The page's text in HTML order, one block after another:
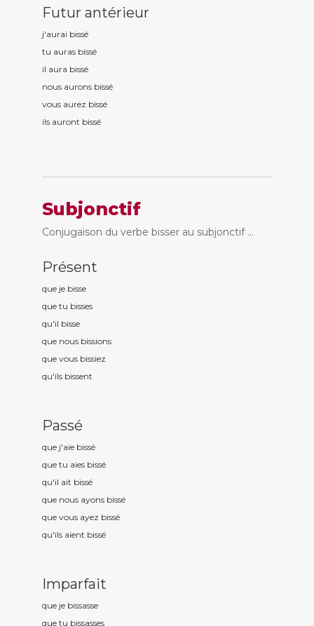
Futur antérieur
j'aurai bissé
tu auras bissé
il aura bissé
nous aurons bissé
vous aurez bissé
ils auront bissé
Subjonctif
Conjugaison du verbe bisser au subjonctif ...
Présent
que je bisse
que tu bisses
qu'il bisse
que nous bissions
que vous bissiez
qu'ils bissent
Passé
que j'aie bissé
que tu aies bissé
qu'il ait bissé
que nous ayons bissé
que vous ayez bissé
qu'ils aient bissé
Imparfait
que je bissasse
que tu bissasses